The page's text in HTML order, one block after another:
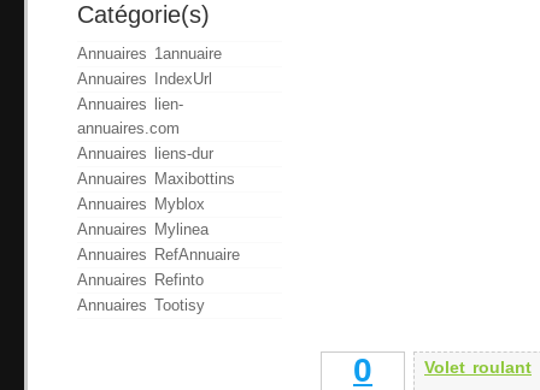
Catégorie(s)
Annuaires 1annuaire
Annuaires IndexUrl
Annuaires lien-
annuaires.com
Annuaires liens-dur
Annuaires Maxibottins
Annuaires Myblox
Annuaires Mylinea
Annuaires RefAnnuaire
Annuaires Refinto
Annuaires Tootisy
0 Volet roulant